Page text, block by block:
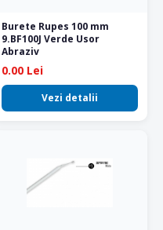
Burete Rupes 100 mm
9.BF100J Verde Usor
Abraziv
0.00 Lei
Vezi detalii